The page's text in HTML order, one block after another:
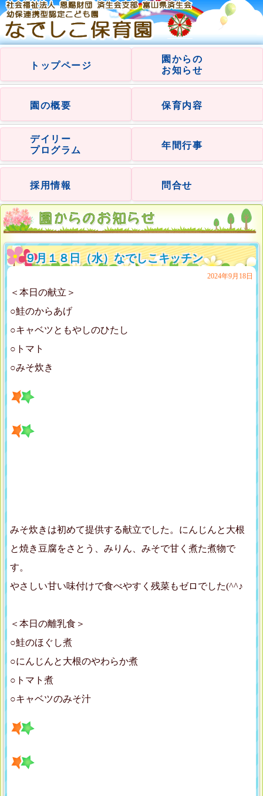
トップページ
園からの
お知らせ
園の概要 保育内容
デイリー
プログラム
年間行事
採用情報 問合せ
９月１８日（水）なでしこキッチン
2024年9月18日
＜本日の献立＞
○鮭のからあげ
○キャベツともやしのひたし
○トマト
○みそ炊き
みそ炊きは初めて提供する献立でした。にんじんと大根
と焼き豆腐をさとう、みりん、みそで甘く煮た煮物で
す。
やさしい甘い味付けで食べやすく残菜もゼロでした(^^♪
＜本日の離乳食＞
○鮭のほぐし煮
○にんじんと大根のやわらか煮
○トマト煮
○キャベツのみそ汁